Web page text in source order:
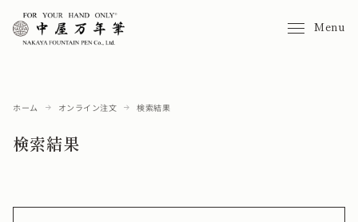
Menu
ホーム オンライン注文 検索結果
検索結果